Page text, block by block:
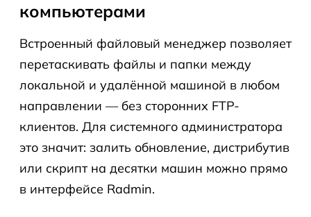
компьютерами
Встроенный файловый менеджер позволяет
перетаскивать файлы и папки между
локальной и удалённой машиной в любом
направлении — без сторонних FTP-
клиентов. Для системного администратора
это значит: залить обновление, дистрибутив
или скрипт на десятки машин можно прямо
в интерфейсе Radmin.